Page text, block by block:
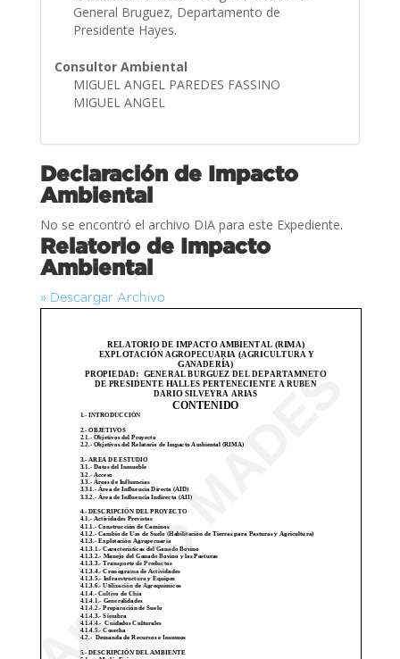
General Bruguez, Departamento de
Presidente Hayes.
Consultor Ambiental
MIGUEL ANGEL PAREDES FASSINO
MIGUEL ANGEL
Declaración de Impacto
Ambiental
No se encontró el archivo DIA para este Expediente.
Relatorio de Impacto
Ambiental
» Descargar Archivo